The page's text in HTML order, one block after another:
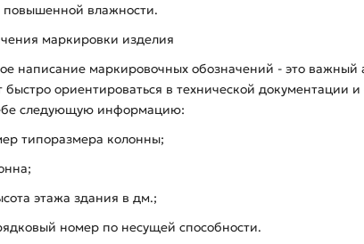
повышенной влажности.
маркировки изделия
написание маркировочных обозначений - это
быстро ориентироваться в технической
следующую информацию:
типоразмера колонны;
этажа здания в дм.;
номер по несущей способности.